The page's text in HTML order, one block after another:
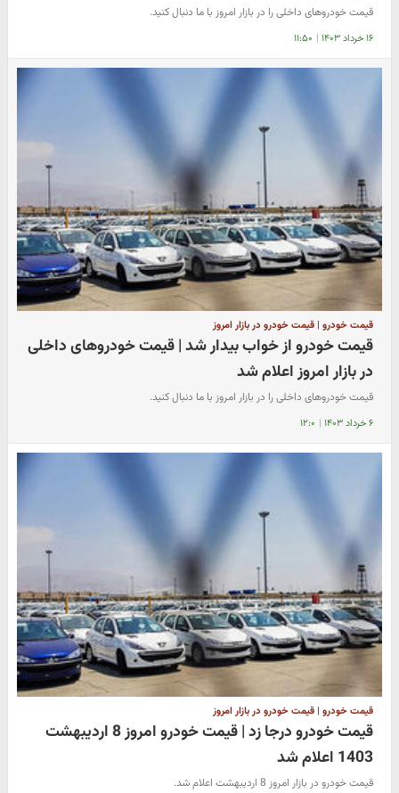
قیمت خودروهای داخلی را در بازار امروز با ما دنبال کنید.
۱۶ خرداد ۱۴۰۳ | ۱۱:۵۰
قیمت خودرو | قیمت خودرو در بازار امروز
قیمت خودرو از خواب بیدار شد | قیمت خودروهای داخلی
در بازار امروز اعلام شد
قیمت خودروهای داخلی را در بازار امروز با ما دنبال کنید.
۶ خرداد ۱۴۰۳ | ۱۲:۰
قیمت خودرو | قیمت خودرو در بازار امروز
قیمت خودرو درجا زد | قیمت خودرو امروز 8 اردیبهشت
1403 اعلام شد
قیمت خودرو در بازار امروز 8 اردیبهشت اعلام شد.